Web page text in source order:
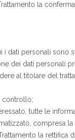
la
i dati personali
dei dati personali
al titolare del
controllo;
tutte le
compresa
la rettifica